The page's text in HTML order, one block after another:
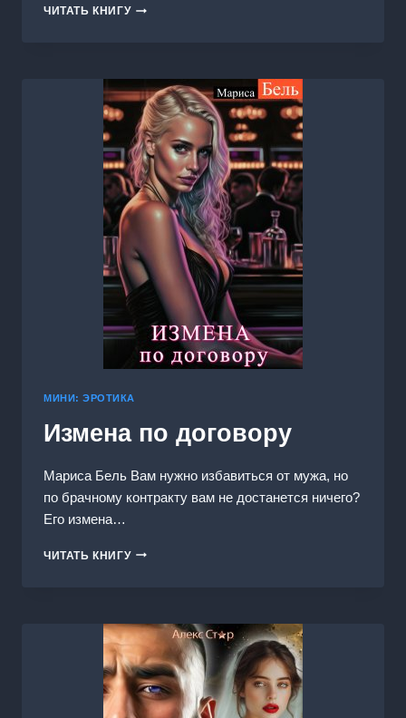
ЧИТАТЬ КНИГУЧУЖАЯ
МИНИ: ЭРОТИКА
Измена по договору
Мариса Бель Вам нужно избавиться от мужа, но
по брачному контракту вам не достанется ничего?
Его измена…
ЧИТАТЬ КНИГУИЗМЕНА